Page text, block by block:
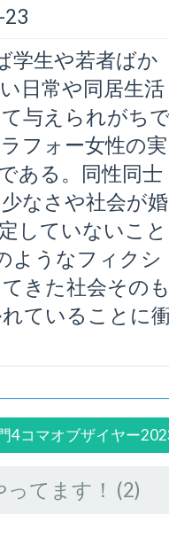
23
学生や若者ばか
日常や同居生活
与えられがち
フォー女性の実
ある。同性同士
なさや社会が婚
していないこと
ようなフィクシ
きた社会そのも
ていることに
4コマオブザイヤー
てます！ (2)